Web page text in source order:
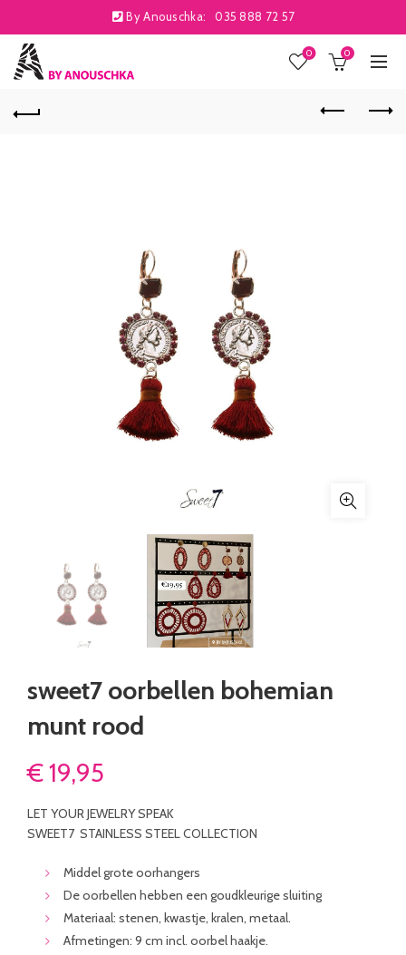
By Anouschka: 035 888 72 57
0 0
sweet7 oorbellen bohemian
munt rood
€19,95
LET YOUR JEWELRY SPEAK
SWEET7 STAINLESS STEEL COLLECTION
Middel grote oorhangers
De oorbellen hebben een goudkleurige sluiting
Materiaal: stenen, kwastje, kralen, metaal.
Afmetingen: 9 cm incl. oorbel haakje.